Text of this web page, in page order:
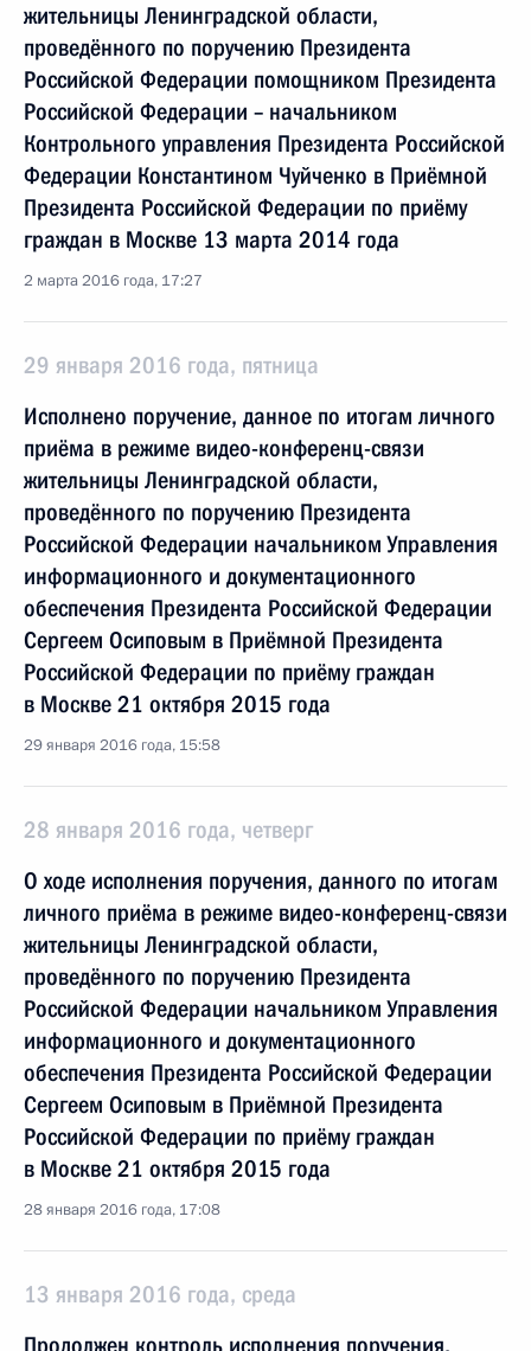
жительницы Ленинградской области,
проведённого по поручению Президента
Российской Федерации помощником Президента
Российской Федерации – начальником
Контрольного управления Президента Российской
Федерации Константином Чуйченко в Приёмной
Президента Российской Федерации по приёму
граждан в Москве 13 марта 2014 года
2 марта 2016 года, 17:27
29 января 2016 года, пятница
Исполнено поручение, данное по итогам личного
приёма в режиме видео-конференц-связи
жительницы Ленинградской области,
проведённого по поручению Президента
Российской Федерации начальником Управления
информационного и документационного
обеспечения Президента Российской Федерации
Сергеем Осиповым в Приёмной Президента
Российской Федерации по приёму граждан
в Москве 21 октября 2015 года
29 января 2016 года, 15:58
28 января 2016 года, четверг
О ходе исполнения поручения, данного по итогам
личного приёма в режиме видео-конференц-связи
жительницы Ленинградской области,
проведённого по поручению Президента
Российской Федерации начальником Управления
информационного и документационного
обеспечения Президента Российской Федерации
Сергеем Осиповым в Приёмной Президента
Российской Федерации по приёму граждан
в Москве 21 октября 2015 года
28 января 2016 года, 17:08
13 января 2016 года, среда
Продолжен контроль исполнения поручения,